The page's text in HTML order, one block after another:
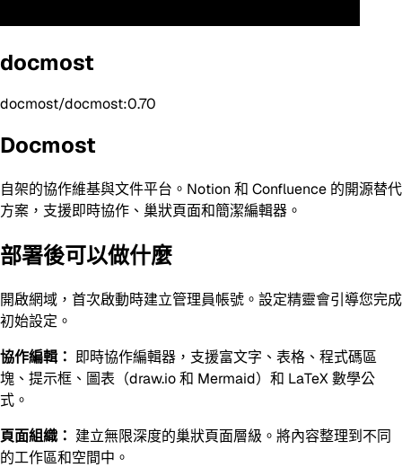
docmost
docmost/docmost:0.70
Docmost
自架的協作維基與文件平台。Notion 和 Confluence 的開源替代
方案，支援即時協作、巢狀頁面和簡潔編輯器。
部署後可以做什麼
開啟網域，首次啟動時建立管理員帳號。設定精靈會引導您完成
初始設定。
協作編輯： 即時協作編輯器，支援富文字、表格、程式碼區
塊、提示框、圖表（draw.io 和 Mermaid）和 LaTeX 數學公
式。
頁面組織： 建立無限深度的巢狀頁面層級。將內容整理到不同
的工作區和空間中。